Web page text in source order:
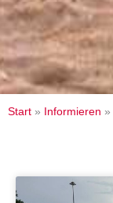
Start » Informieren »